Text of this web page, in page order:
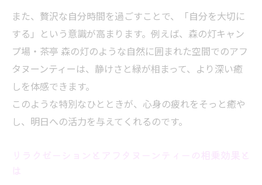
心地よさ倍増のアフタヌーンティー体験ア
イデア
くつろぎ時間にアフタヌーンティーが選ばれる
理由
アフタヌーンティーがくつろぎ時間に最適
な理由
マッサージとアフタヌーンティーの贅沢な
また、贅沢な自分時間を過ごすことで、「自分を大切に
する」という意識が高まります。例えば、森の灯キャン
プ場・茶亭 森の灯のような自然に囲まれた空間でのアフ
タヌーンティーは、静けさと緑が相まって、より深い癒
しを体感できます。
このような特別なひとときが、心身の疲れをそっと癒や
し、明日への活力を与えてくれるのです。